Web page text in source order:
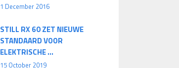
1 December 2016
STILL RX 60 ZET NIEUWE
STANDAARD VOOR
ELEKTRISCHE ...
15 October 2019